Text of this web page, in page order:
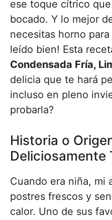
ese toque cítrico
bocado. Y lo mejor
necesitas horno para
leído bien! Esta
Condensada Fría,
delicia que te hará
incluso en pleno
probarla?
Historia o
Deliciosamente
Cuando era niña, mi
postres frescos y
calor. Uno de sus